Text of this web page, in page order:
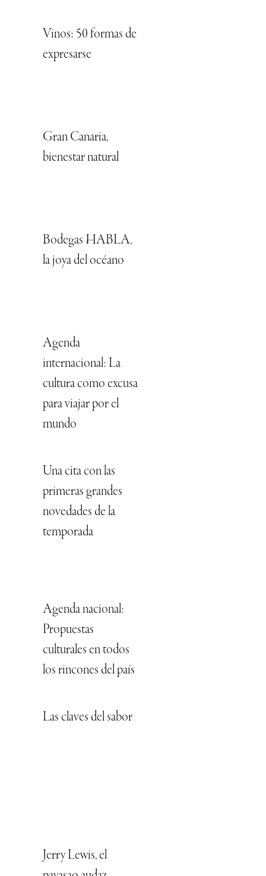
Vinos: 50 formas de
expresarse
Gran Canaria,
bienestar natural
Bodegas HABLA,
la joya del océano
Agenda
internacional: La
cultura como excusa
para viajar por el
mundo
Una cita con las
primeras grandes
novedades de la
temporada
Agenda nacional:
Propuestas
culturales en todos
los rincones del país
Las claves del sabor
Jerry Lewis, el